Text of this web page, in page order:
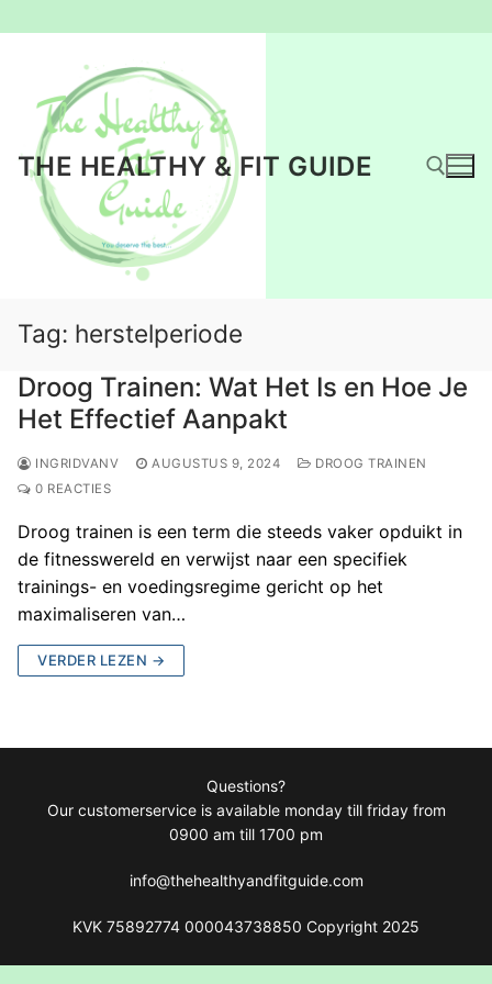
inhoud
THE HEALTHY & FIT GUIDE
Tag: herstelperiode
Droog Trainen: Wat Het Is en Hoe Je
Het Effectief Aanpakt
INGRIDVANV AUGUSTUS 9, 2024
DROOG TRAINEN
0 REACTIES
Droog trainen is een term die steeds vaker opduikt in
de fitnesswereld en verwijst naar een specifiek
trainings- en voedingsregime gericht op het
maximaliseren van…
VERDER LEZEN →
Questions?
Our customerservice is available monday till friday from
0900 am till 1700 pm
info@thehealthyandfitguide.com
KVK 75892774 000043738850 Copyright 2025